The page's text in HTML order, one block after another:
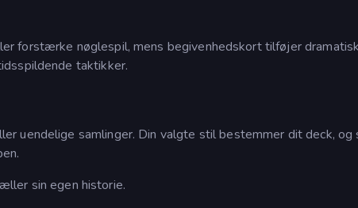
forstærke nøglespil, mens begivenhedskort tilføjer
taktikker.
uendelige samlinger. Din valgte stil bestemmer dit deck, og
sin egen historie.